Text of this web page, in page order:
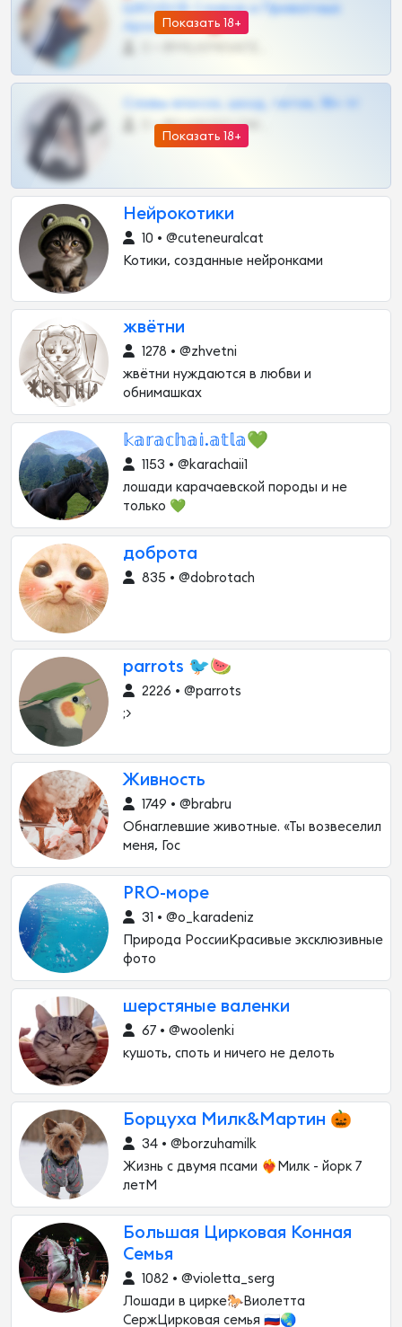
Показать 18+
ШКОДОВ Сливов и Приватных
Архивов ТГ 🔞💎
Показать 18+
Сливы вписок, шкод, теток, 18+ тг
0 •
Нейрокотики
10 • @cuteneuralcat
Котики, созданные нейронками
жвётни
1278 • @zhvetni
жвётни нуждаются в любви и
обнимашках
𝕜𝕒𝕣𝕒𝕔𝕙𝕒𝕚.𝕒𝕥𝕝𝕒💚
1153 • @karachaii1
лошади карачаевской породы и не
только 💚
доброта
835 • @dobrotach
parrots 🐦🍉
2226 • @parrots
;>
Живность
1749 • @brabru
Обнаглевшие животные. «Ты возвеселил
меня, Гос
PRO-море
31 • @o_karadeniz
Природа РоссииКрасивые эксклюзивные
фото
шерстяные валенки
67 • @woolenki
кушоть, споть и ничего не делоть
Борцуха Милк&Мартин 🎃
34 • @borzuhamilk
Жизнь с двумя псами ❤️‍🔥Милк - йорк 7
летМ
Большая Цирковая Конная
Семья
1082 • @violetta_serg
Лошади в цирке🐎Виолетта
СержЦирковая семья 🇷🇺🌏